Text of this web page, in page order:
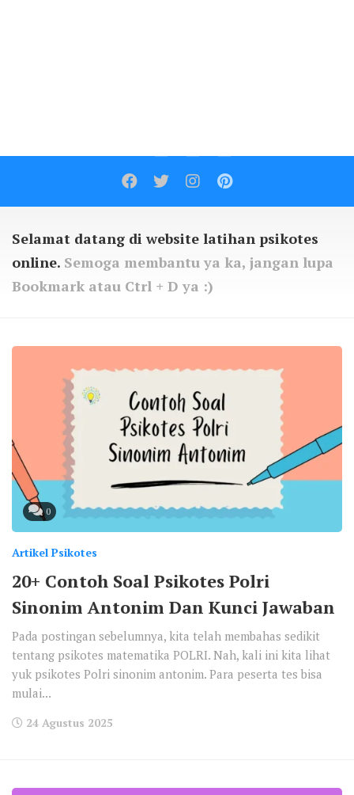
Selamat datang di website latihan psikotes
online. Semoga membantu ya ka, jangan lupa
Bookmark atau Ctrl + D ya :)
0
Artikel Psikotes
20+ Contoh Soal Psikotes Polri
Sinonim Antonim Dan Kunci Jawaban
Pada postingan sebelumnya, kita telah membahas sedikit
tentang psikotes matematika POLRI. Nah, kali ini kita lihat
yuk psikotes Polri sinonim antonim. Para peserta tes bisa
mulai...
24 Agustus 2025